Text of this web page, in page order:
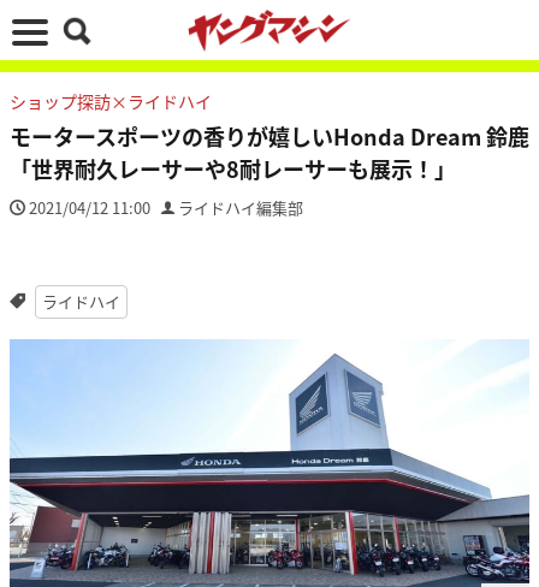
ショップ探訪×ライドハイ
モータースポーツの香りが嬉しいHonda Dream 鈴鹿
「世界耐久レーサーや8耐レーサーも展示！」
2021/04/12 11:00 ライドハイ編集部
ライドハイ